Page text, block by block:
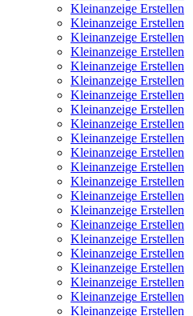
Kleinanzeige Erstellen
Kleinanzeige Erstellen
Kleinanzeige Erstellen
Kleinanzeige Erstellen
Kleinanzeige Erstellen
Kleinanzeige Erstellen
Kleinanzeige Erstellen
Kleinanzeige Erstellen
Kleinanzeige Erstellen
Kleinanzeige Erstellen
Kleinanzeige Erstellen
Kleinanzeige Erstellen
Kleinanzeige Erstellen
Kleinanzeige Erstellen
Kleinanzeige Erstellen
Kleinanzeige Erstellen
Kleinanzeige Erstellen
Kleinanzeige Erstellen
Kleinanzeige Erstellen
Kleinanzeige Erstellen
Kleinanzeige Erstellen
Kleinanzeige Erstellen